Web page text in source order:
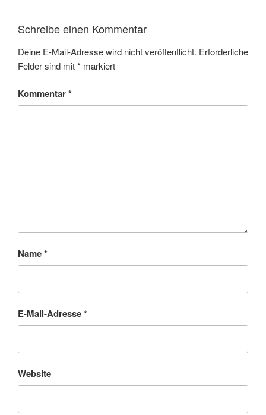
Schreibe einen Kommentar
Deine E-Mail-Adresse wird nicht veröffentlicht. Erforderliche
Felder sind mit* markiert
Kommentar*
Name*
E-Mail-Adresse*
Website